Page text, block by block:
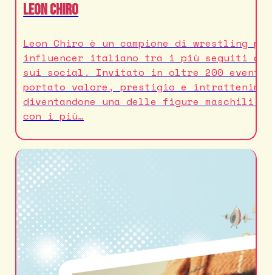
Leon Chiro
Leon Chiro è un campione di wrestling
influencer italiano tra i più seguiti al
sui social. Invitato in oltre 200 eventi
portato valore, prestigio e
diventandone una delle figure maschili
con i più…